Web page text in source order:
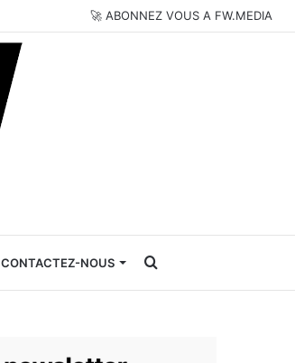
🚀 ABONNEZ VOUS A FW.MEDIA
CONTACTEZ-NOUS Rechercher